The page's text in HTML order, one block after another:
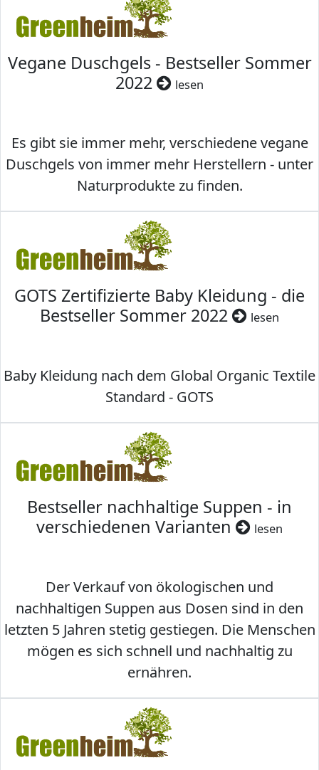
Vegane Duschgels - Bestseller Sommer
2022
lesen
Es gibt sie immer mehr, verschiedene vegane
Duschgels von immer mehr Herstellern - unter
Naturprodukte zu finden.
GOTS Zertifizierte Baby Kleidung - die
Bestseller Sommer 2022
lesen
Baby Kleidung nach dem Global Organic Textile
Standard - GOTS
Bestseller nachhaltige Suppen - in
verschiedenen Varianten
lesen
Der Verkauf von ökologischen und
nachhaltigen Suppen aus Dosen sind in den
letzten 5 Jahren stetig gestiegen. Die Menschen
mögen es sich schnell und nachhaltig zu
ernähren.